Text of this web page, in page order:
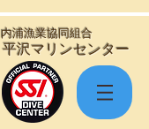
​平沢マリンセンター
​内浦漁業協同組合